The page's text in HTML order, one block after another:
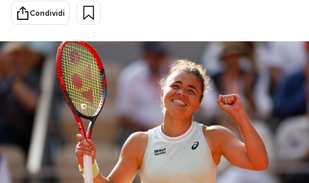
Sport
PODCAST
NEWSLETTER
I MIEI PREFERITI
Condividi